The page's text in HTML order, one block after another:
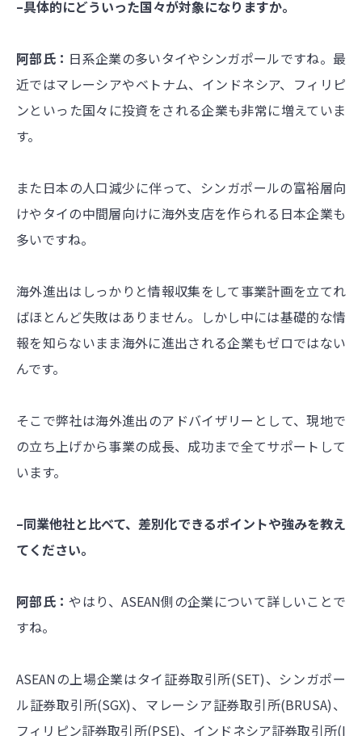
–具体的にどういった国々が対象になりますか。
阿部氏： 日系企業の多いタイやシンガポールですね。最
近ではマレーシアやベトナム、インドネシア、フィリピ
ンといった国々に投資をされる企業も非常に増えていま
す。
また日本の人口減少に伴って、シンガポールの富裕層向
けやタイの中間層向けに海外支店を作られる日本企業も
多いですね。
海外進出はしっかりと情報収集をして事業計画を立てれ
ばほとんど失敗はありません。しかし中には基礎的な情
報を知らないまま海外に進出される企業もゼロではない
んです。
そこで弊社は海外進出のアドバイザリーとして、現地で
の立ち上げから事業の成長、成功まで全てサポートして
います。
–同業他社と比べて、差別化できるポイントや強みを教え
てください。
阿部氏：やはり、ASEAN側の企業について詳しいことで
すね。
ASEANの上場企業はタイ証券取引所(SET)、シンガポー
ル証券取引所(SGX)、マレーシア証券取引所(BRUSA)、
フィリピン証券取引所(PSE)、インドネシア証券取引所(I